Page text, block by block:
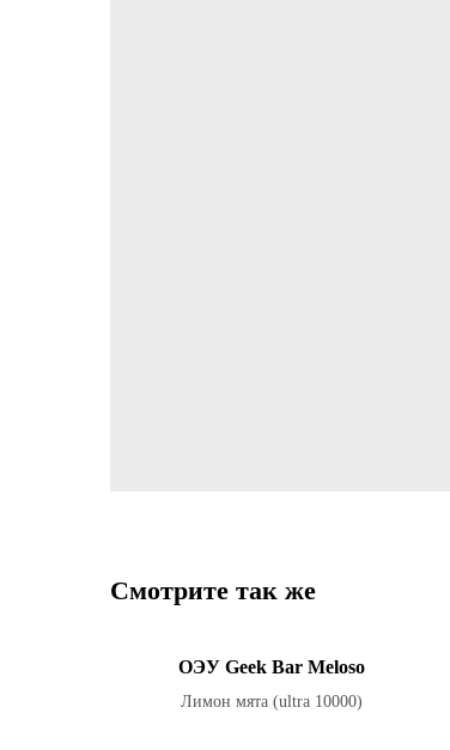
Смотрите так же
ОЭУ Geek Bar Meloso
Лимон мята (ultra 10000)